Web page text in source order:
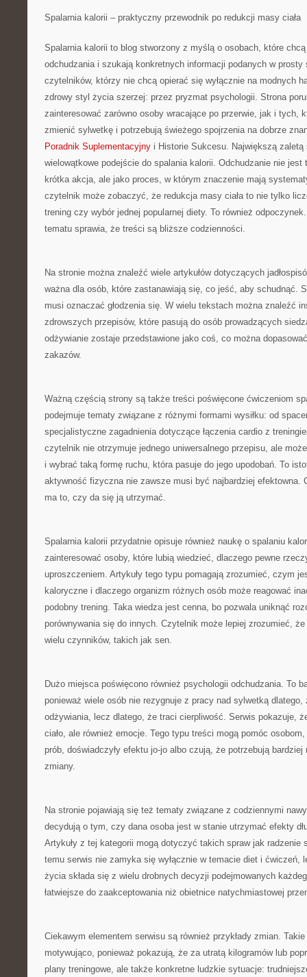
Spalarnia kalorii – praktyczny przewodnik po redukcji masy ciała
Spalarnia kalorii to blog stworzony z myślą o osobach, które
odchudzania i szukają konkretnych informacji podanych w prosty
czytelników, którzy nie chcą opierać się wyłącznie na modnych
zdrowy styl życia szerzej: przez pryzmat psychologii. Strona
zainteresować zarówno osoby wracające po przerwie, jak i tych,
zmienić sylwetkę i potrzebują świeżego spojrzenia na dobrze
Poradnik Suplementacyjny i Historie Sukcesu. Największą zaletą
wielowątkowe podejście do spalania kalorii. Odchudzanie nie jest
krótka akcja, ale jako proces, w którym znaczenie mają
czytelnik może zobaczyć, że redukcja masy ciała to nie tylko
trening czy wybór jednej popularnej diety. To również
tematu sprawia, że treści są bliższe codzienności.
Na stronie można znaleźć wiele artykułów dotyczących
ważna dla osób, które zastanawiają się, co jeść, aby schudnąć.
musi oznaczać głodzenia się. W wielu tekstach można znaleźć
zdrowszych przepisów, które pasują do osób prowadzących
odżywianie zostaje przedstawione jako coś, co można
zakazów.
Ważną częścią strony są także treści poświęcone ćwiczeniom
podejmuje tematy związane z różnymi formami wysiłku: od
specjalistyczne zagadnienia dotyczące łączenia cardio z
czytelnik nie otrzymuje jednego uniwersalnego przepisu, ale
i wybrać taką formę ruchu, która pasuje do jego upodobań. To
aktywność fizyczna nie zawsze musi być najbardziej efektowna.
ma to, czy da się ją utrzymać.
Spalarnia kalorii przydatnie opisuje również naukę o spalaniu
zainteresować osoby, które lubią wiedzieć, dlaczego pewne
uproszczeniem. Artykuły tego typu pomagają zrozumieć, czym
kaloryczne i dlaczego organizm różnych osób może reagować
podobny trening. Taka wiedza jest cenna, bo pozwala uniknąć
porównywania się do innych. Czytelnik może lepiej zrozumieć,
wielu czynników, takich jak sen.
Dużo miejsca poświęcono również psychologii odchudzania. To
ponieważ wiele osób nie rezygnuje z pracy nad sylwetką
odżywiania, lecz dlatego, że traci cierpliwość. Serwis pokazuje,
ciało, ale również emocje. Tego typu treści mogą pomóc
prób, doświadczyły efektu jo-jo albo czują, że potrzebują
zmiany.
Na stronie pojawiają się też tematy związane z codziennymi
decydują o tym, czy dana osoba jest w stanie utrzymać efekty
Artykuły z tej kategorii mogą dotyczyć takich spraw jak radzenie
temu serwis nie zamyka się wyłącznie w temacie diet i ćwiczeń,
życia składa się z wielu drobnych decyzji podejmowanych
łatwiejsze do zaakceptowania niż obietnice natychmiastowej
Ciekawym elementem serwisu są również przykłady zmian.
motywująco, ponieważ pokazują, że za utratą kilogramów lub
plany treningowe, ale także konkretne ludzkie sytuacje: